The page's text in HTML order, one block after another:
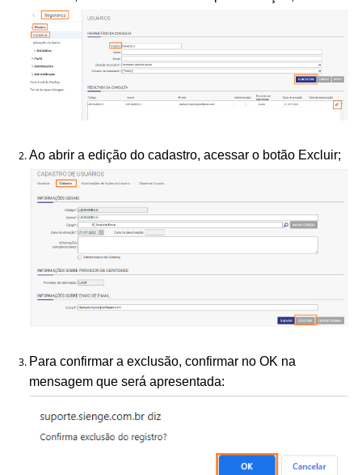
Ao abrir a edição do cadastro, acessar o botão Excluir;
Para confirmar a exclusão, confirmar no OK na
mensagem que será apresentada: